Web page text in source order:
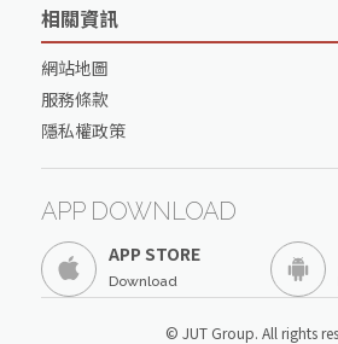
相關資訊
網站地圖
服務條款
隱私權政策
APP DOWNLOAD
APP STORE
Download
© JUT Group. All rights